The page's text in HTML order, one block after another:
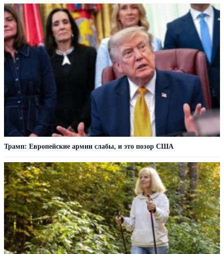
Трамп: Европейские армии слабы, и это позор США